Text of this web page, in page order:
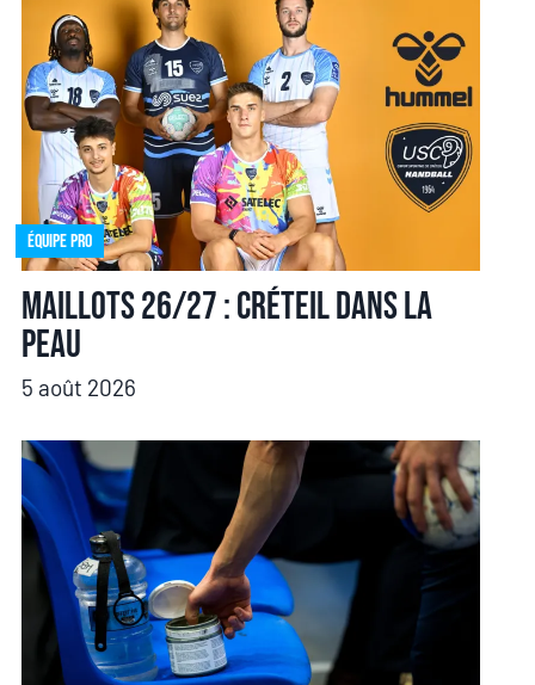
Équipe pro
Maillots 26/27 : Créteil dans la
peau
5 août 2026